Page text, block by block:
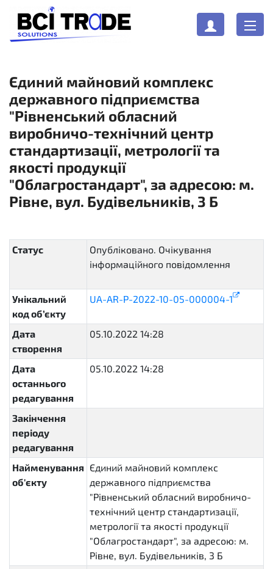
Єдиний майновий комплекс
державного підприємства
"Рівненський обласний
виробничо-технічний центр
стандартизації, метрології та
якості продукції
"Облагростандарт", за адресою: м.
Рівне, вул. Будівельників, 3 Б
Статус
Опубліковано. Очікування
інформаційного повідомлення
Унікальний
код об’єкту
UA-AR-P-2022-10-05-000004-1
Дата
створення
05.10.2022 14:28
Дата
останнього
редагування
05.10.2022 14:28
Закінчення
періоду
редагування
Найменування
об'єкту
Єдиний майновий комплекс
державного підприємства
"Рівненський обласний виробничо-
технічний центр стандартизації,
метрології та якості продукції
"Облагростандарт", за адресою: м.
Рівне, вул. Будівельників, 3 Б